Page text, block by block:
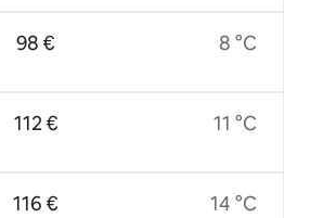
98 €
112 €
116 €
8 °C
11 °C
14 °C